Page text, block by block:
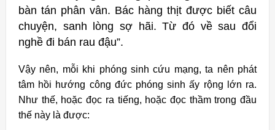
bàn tán phân vân. Bác hàng thịt được biết câu
chuyện, sanh lòng sợ hãi. Từ đó về sau đổi
nghề đi bán rau đậu”.
Vậy nên, mỗi khi phóng sinh cứu mạng, ta nên phát
tâm hồi hướng công đức phóng sinh ấy rộng lớn ra.
Như thế, hoặc đọc ra tiếng, hoặc đọc thầm trong đầu
thế này là được: